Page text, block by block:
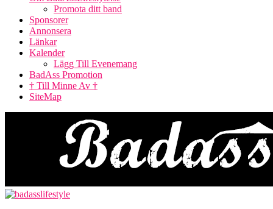
Promota ditt band
Sponsorer
Annonsera
Länkar
Kalender
Lägg Till Evenemang
BadAss Promotion
† Till Minne Av †
SiteMap